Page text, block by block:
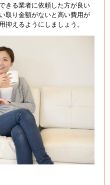
きる業者に依頼した方が良い
取り金額がないと高い費用が
抑えるようにしましょう。